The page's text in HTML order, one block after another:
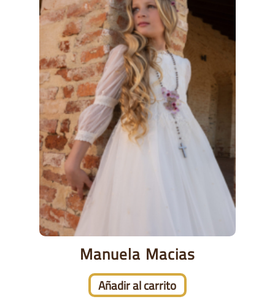
Manuela Macias
Añadir al carrito